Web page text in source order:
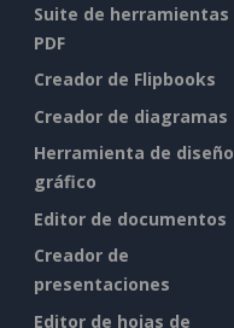
Suite de herramientas
PDF
Creador de Flipbooks
Creador de diagramas
Herramienta de diseño
gráfico
Editor de documentos
Creador de
presentaciones
Editor de hojas de